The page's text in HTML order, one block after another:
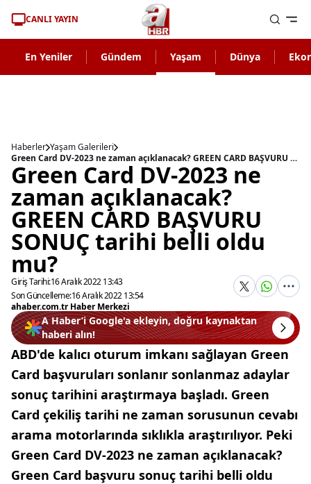
CANLI YAYIN
En Yeniler Gündem Yaşam Dünya
Haberler Yaşam Galerileri
Green Card DV-2023 ne zaman açıklanacak? GREEN CARD BAŞVURU SONUÇ tarihi belli oldu mu?
Green Card DV-2023 ne
zaman açıklanacak?
GREEN CARD BAŞVURU
SONUÇ tarihi belli oldu
mu?
Giriş Tarihi:16 Aralık 2022 13:43
Son Güncelleme:16 Aralık 2022 13:54
ahaber.com.tr Haber Merkezi
A Haber’i Google'a ekleyin, doğru kaynaktan
haberi alın!
ABD'de kalıcı oturum imkanı sağlayan Green
Card başvuruları sonlanır sonlanmaz adaylar
sonuç tarihini araştırmaya başladı. Green
Card çekiliş tarihi ne zaman sorusunun cevabı
arama motorlarında sıklıkla araştırılıyor. Peki
Green Card DV-2023 ne zaman açıklanacak?
Green Card başvuru sonuç tarihi belli oldu